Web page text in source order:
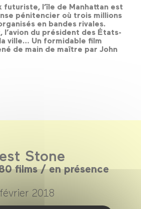
futuriste, l’île de Manhattan est
pénitencier où trois millions
en bandes rivales.
du président des États-
ville… Un formidable film
de main de maître par John
Stone
films / en présence
2018